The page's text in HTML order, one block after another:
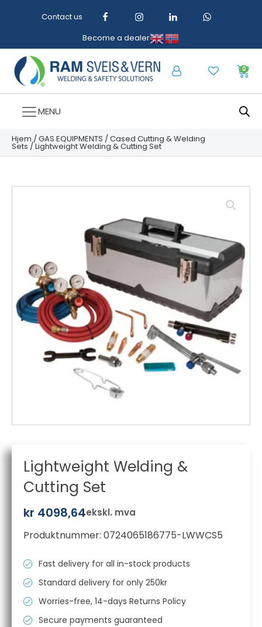
Contact us
Become a dealer
0
MENU
Hjem /GAS EQUIPMENTS /Cased Cutting & Welding
Sets / Lightweight Welding & Cutting Set
Lightweight Welding &
Cutting Set
kr 4098,64ekskl. mva
Produktnummer: 0724065186775-LWWCS5
Fast delivery for all in-stock products
Standard delivery for only 250kr
Worries-free, 14-days Returns Policy
Secure payments guaranteed